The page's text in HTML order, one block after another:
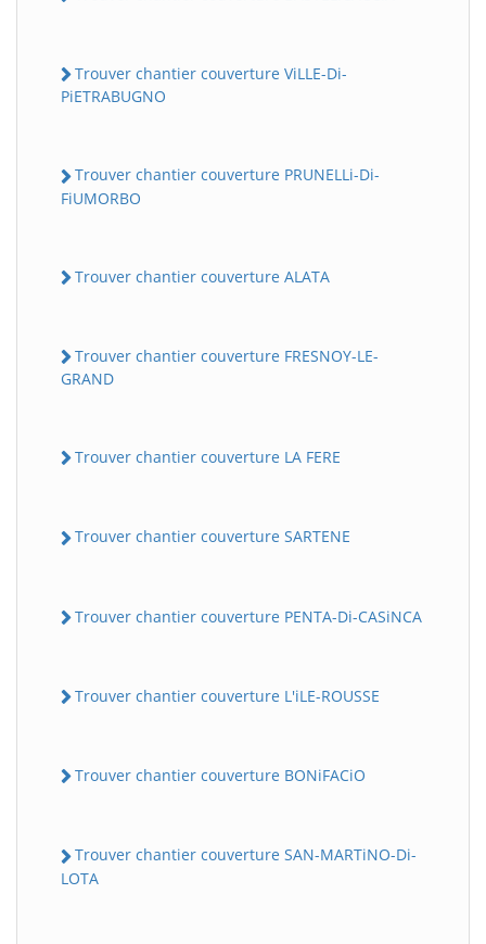
Trouver chantier couverture ViLLE-Di-
PiETRABUGNO
Trouver chantier couverture PRUNELLi-Di-
FiUMORBO
Trouver chantier couverture ALATA
Trouver chantier couverture FRESNOY-LE-
GRAND
Trouver chantier couverture LA FERE
Trouver chantier couverture SARTENE
Trouver chantier couverture PENTA-Di-CASiNCA
Trouver chantier couverture L'iLE-ROUSSE
Trouver chantier couverture BONiFACiO
Trouver chantier couverture SAN-MARTiNO-Di-
LOTA